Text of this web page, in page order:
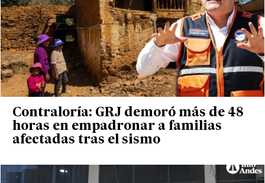
Contraloría: GRJ demoró más de 48
horas en empadronar a familias
afectadas tras el sismo